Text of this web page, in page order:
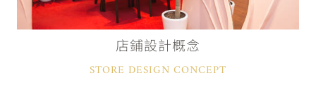
店鋪設計概念
STORE DESIGN CONCEPT